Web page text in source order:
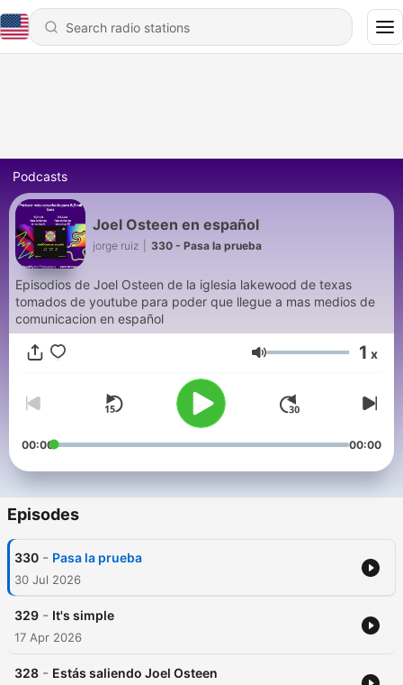
Podcasts
Joel Osteen en español
jorge ruiz 330 - Pasa la prueba
Episodios de Joel Osteen de la iglesia lakewood de texas
tomados de youtube para poder que llegue a mas medios de
comunicacion en español
Volume 1 x
00:00 00:00
Episodes
330 - Pasa la prueba
30 Jul 2026
329 - It's simple
17 Apr 2026
328 - Estás saliendo Joel Osteen